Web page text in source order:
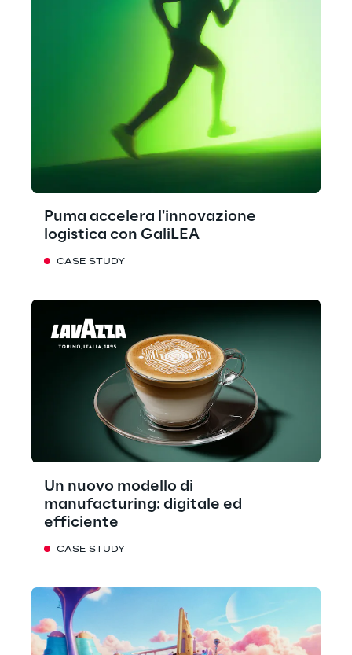
Puma accelera l'innovazione
logistica con GaliLEA
CASE STUDY
Un nuovo modello di
manufacturing: digitale ed
efficiente
CASE STUDY